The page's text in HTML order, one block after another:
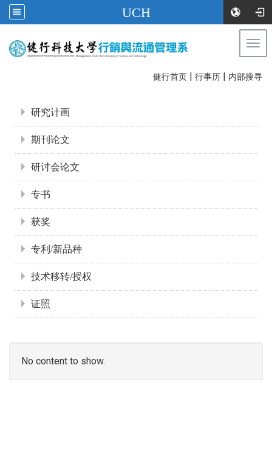
UCH
健行首页 | 行事历 | 内部搜寻
研究计画
期刊论文
研讨会论文
专书
获奖
专利/新品种
技术移转/授权
证照
No content to show.